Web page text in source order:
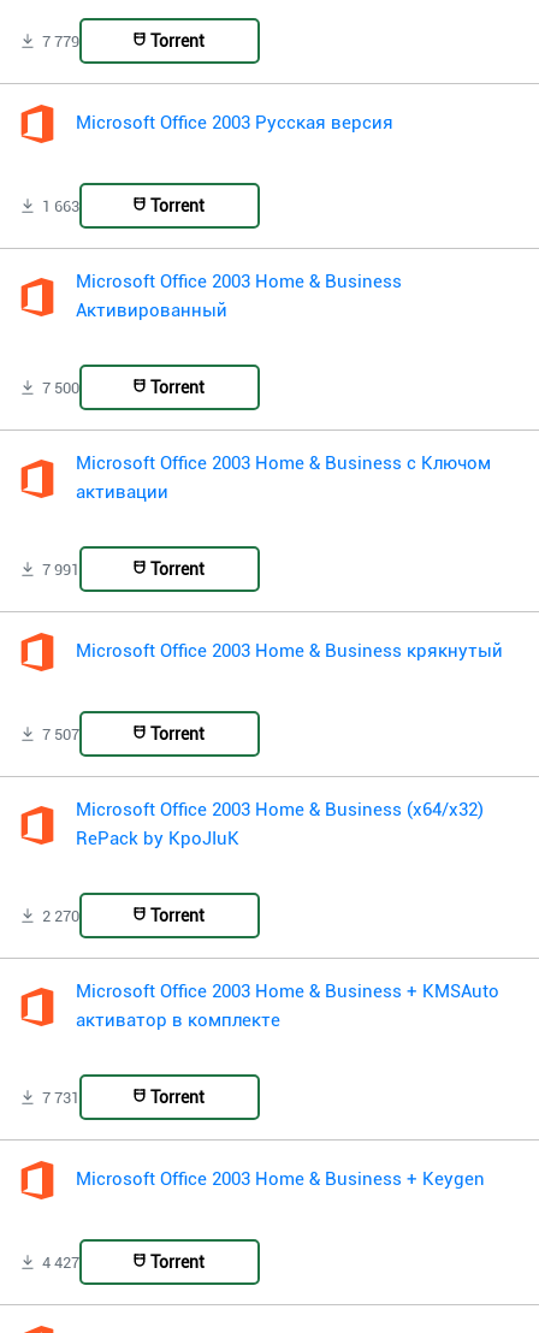
7 779 Torrent
Microsoft Office 2003 Русская версия
1 663 Torrent
Microsoft Office 2003 Home & Business
Активированный
7 500 Torrent
Microsoft Office 2003 Home & Business с Ключом
активации
7 991 Torrent
Microsoft Office 2003 Home & Business крякнутый
7 507 Torrent
Microsoft Office 2003 Home & Business (x64/x32)
RePack by KpoJIuK
2 270 Torrent
Microsoft Office 2003 Home & Business + KMSAuto
активатор в комплекте
7 731 Torrent
Microsoft Office 2003 Home & Business + Keygen
4 427 Torrent